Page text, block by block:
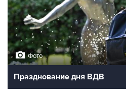
Фото
Празднование дня ВДВ